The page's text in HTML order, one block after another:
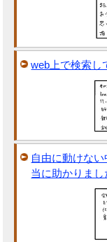
web上で検索し
自由に動けな
当に助かりまし